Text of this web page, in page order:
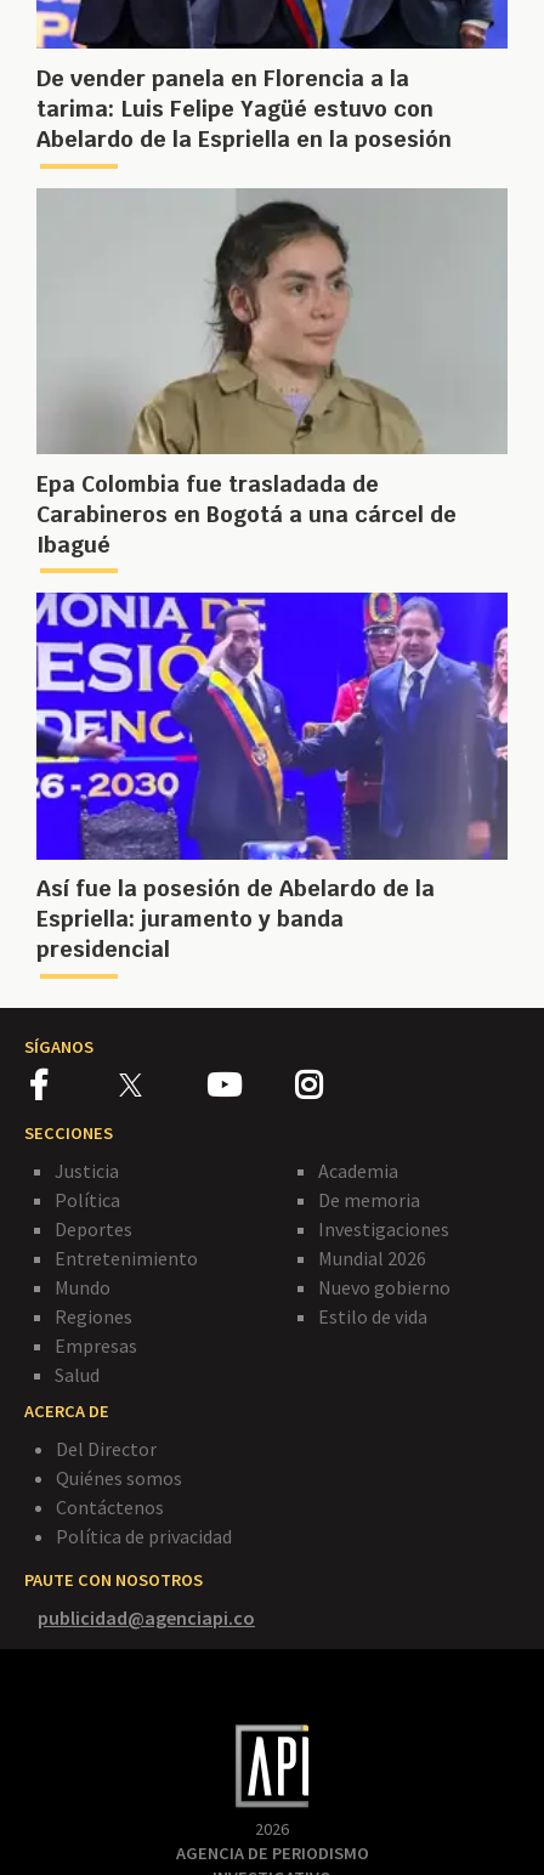
De vender panela en Florencia a la
tarima: Luis Felipe Yagüé estuvo con
Abelardo de la Espriella en la posesión
Epa Colombia fue trasladada de
Carabineros en Bogotá a una cárcel de
Ibagué
Así fue la posesión de Abelardo de la
Espriella: juramento y banda
presidencial
SÍGANOS
SECCIONES
Justicia
Política
Deportes
Entretenimiento
Mundo
Regiones
Empresas
Salud
Academia
De memoria
Investigaciones
Mundial 2026
Nuevo gobierno
Estilo de vida
ACERCA DE
Del Director
Quiénes somos
Contáctenos
Política de privacidad
PAUTE CON NOSOTROS
publicidad@agenciapi.co
2026
AGENCIA DE PERIODISMO